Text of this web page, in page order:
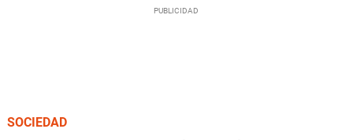
SOCIEDAD